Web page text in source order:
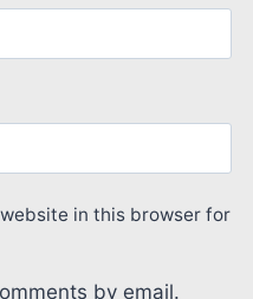
in this browser for
by email.